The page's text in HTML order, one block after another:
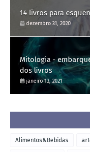
14 livros para
dezembro 31, 2020
Mitologia -
dos livros
janeiro 13, 2021
Alimentos&Bebidas